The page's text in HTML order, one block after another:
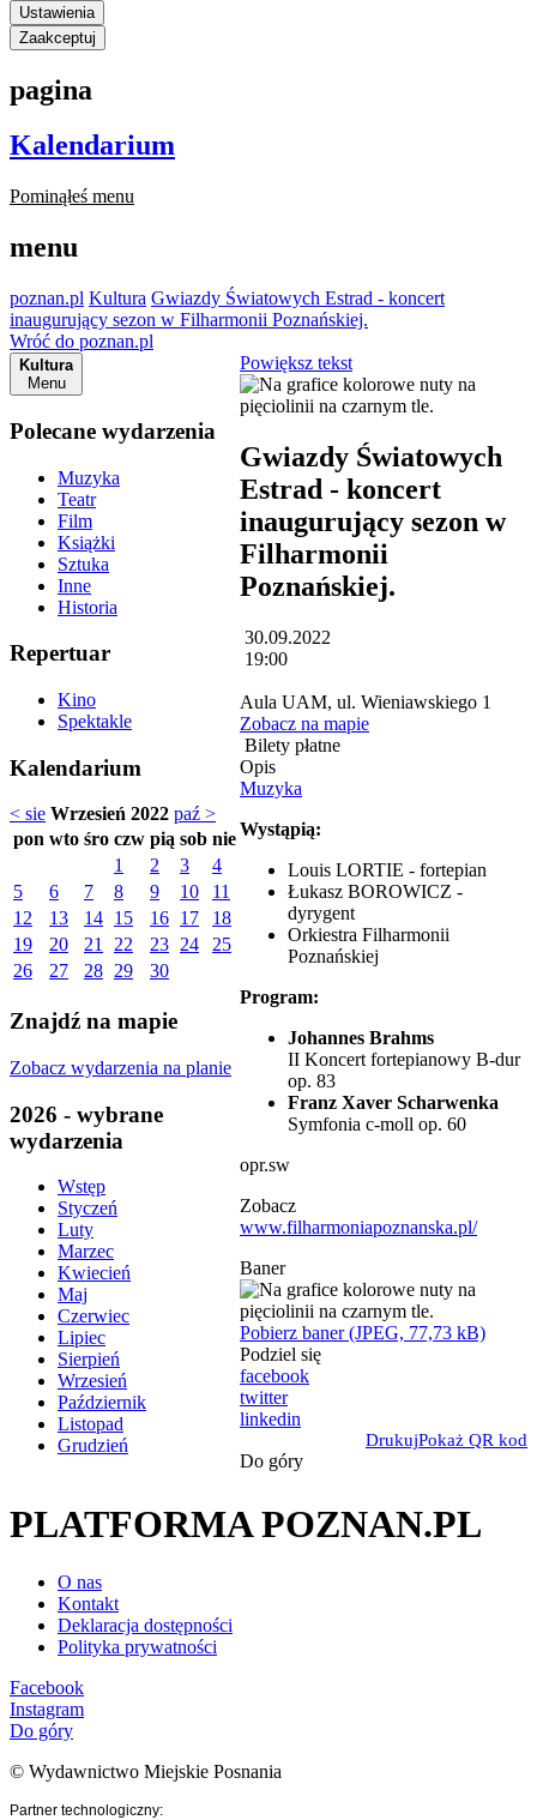
Ustawienia
Zaakceptuj
pagina
Kalendarium
Pominąłeś menu
menu
poznan.pl Kultura Gwiazdy Światowych Estrad - koncert
inaugurujący sezon w Filharmonii Poznańskiej.
Wróć do poznan.pl
Kultura
Menu
Polecane wydarzenia
Muzyka
Teatr
Film
Książki
Sztuka
Inne
Historia
Repertuar
Kino
Spektakle
Kalendarium
< sie Wrzesień 2022 paź >
pon wto śro czw pią sob nie
1
2 3
4
5
6 7 8 9 10
11
12
13 14 15 16 17
18
19
20 21 22 23 24
25
26
27 28 29 30
Znajdź na mapie
Zobacz wydarzenia na planie
2026 - wybrane
wydarzenia
Wstęp
Styczeń
Luty
Marzec
Kwiecień
Maj
Czerwiec
Lipiec
Sierpień
Wrzesień
Październik
Listopad
Grudzień
Powiększ tekst
Gwiazdy Światowych
Estrad - koncert
inaugurujący sezon w
Filharmonii
Poznańskiej.
30.09.2022
19:00
Aula UAM, ul. Wieniawskiego 1
Zobacz na mapie
Bilety płatne
Opis
Muzyka
Wystąpią:
Louis LORTIE - fortepian
Łukasz BOROWICZ -
dyrygent
Orkiestra Filharmonii
Poznańskiej
Program:
Johannes Brahms
II Koncert fortepianowy B-dur
op. 83
Franz Xaver Scharwenka
Symfonia c-moll op. 60
opr.sw
Zobacz
www.filharmoniapoznanska.pl/
Baner
Pobierz baner (JPEG, 77,73 kB)
Podziel się
facebook
twitter
linkedin
DrukujPokaż QR kod
Do góry
PLATFORMA POZNAN.PL
O nas
Kontakt
Deklaracja dostępności
Polityka prywatności
Facebook
Instagram
Do góry
© Wydawnictwo Miejskie Posnania
Partner technologiczny: